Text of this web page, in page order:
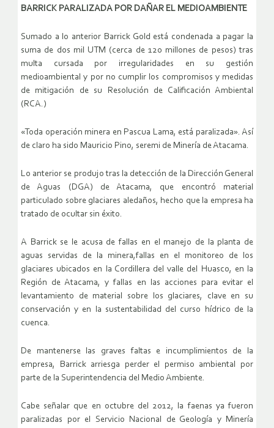
BARRICK PARALIZADA POR DAÑAR EL MEDIOAMBIENTE
Sumado a lo anterior Barrick Gold está condenada a pagar la
suma de dos mil UTM (cerca de 120 millones de pesos) tras
multa cursada por irregularidades en su gestión
medioambiental y por no cumplir los compromisos y medidas
de mitigación de su Resolución de Calificación Ambiental
(RCA.)
«Toda operación minera en Pascua Lama, está paralizada». Así
de claro ha sido Mauricio Pino, seremi de Minería de Atacama.
Lo anterior se produjo tras la detección de la Dirección General
de Aguas (DGA) de Atacama, que encontró material
particulado sobre glaciares aledaños, hecho que la empresa ha
tratado de ocultar sin éxito.
A Barrick se le acusa de fallas en el manejo de la planta de
aguas servidas de la minera,fallas en el monitoreo de los
glaciares ubicados en la Cordillera del valle del Huasco, en la
Región de Atacama, y fallas en las acciones para evitar el
levantamiento de material sobre los glaciares, clave en su
conservación y en la sustentabilidad del curso hídrico de la
cuenca.
De mantenerse las graves faltas e incumplimientos de la
empresa, Barrick arriesga perder el permiso ambiental por
parte de la Superintendencia del Medio Ambiente.
Cabe señalar que en octubre del 2012, la faenas ya fueron
paralizadas por el Servicio Nacional de Geología y Minería